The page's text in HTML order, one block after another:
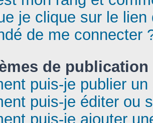
je clique sur le lien
de me connecter
de publication
puis-je publier
puis-je éditer ou
puis-je ajouter